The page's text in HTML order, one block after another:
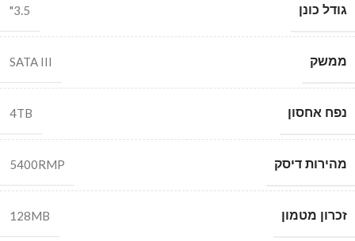
גודל כונן 3.5"
ממשק SATA III
נפח אחסון 4TB
מהירות דיסק 5400RMP
זכרון מטמון 128MB